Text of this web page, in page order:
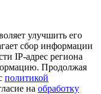
улучшить его
сбор информации
IP-адрес региона
Продолжая
политикой
на обработку